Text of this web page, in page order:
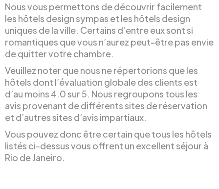
Nous vous permettons de découvrir facilement
les hôtels design sympas et les hôtels design
uniques de la ville. Certains d’entre eux sont si
romantiques que vous n’aurez peut-être pas envie
de quitter votre chambre.
Veuillez noter que nous ne répertorions que les
hôtels dont l’évaluation globale des clients est
d’au moins 4.0 sur 5. Nous regroupons tous les
avis provenant de différents sites de réservation
et d’autres sites d’avis impartiaux.
Vous pouvez donc être certain que tous les hôtels
listés ci-dessus vous offrent un excellent séjour à
Rio de Janeiro.